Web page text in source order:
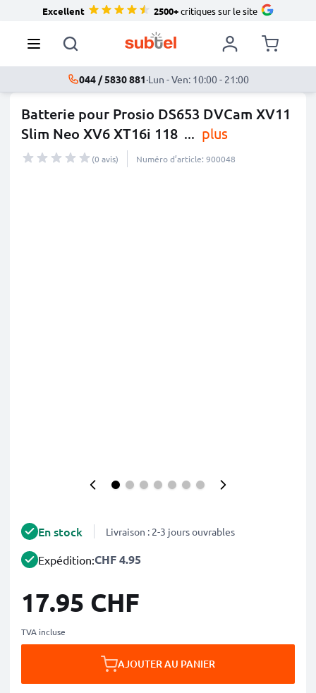
Excellent 2500+critiques sur le site
044 / 5830 881·Lun - Ven: 10:00 - 21:00
Batterie pour Prosio DS653 DVCam XV11
Slim Neo XV6 XT16i 118 ... plus
(0 avis) Numéro d’article: 900048
En stock Livraison : 2-3 jours ouvrables
Expédition:CHF 4.95
17.95 CHF
TVA incluse
AJOUTER AU PANIER